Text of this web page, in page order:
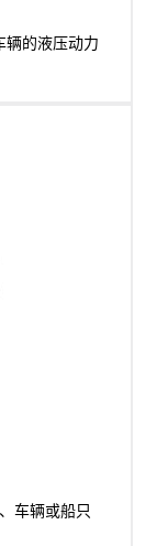
辆的液压动力
车辆或船只